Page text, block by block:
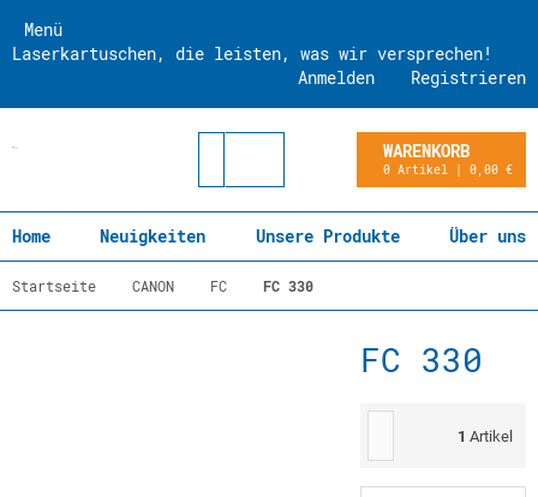
Menü
Laserkartuschen, die leisten, was wir versprechen!
Registrieren
Anmelden
WARENKORB
0 Artikel | 0,00 €
Home Neuigkeiten Unsere Produkte Über uns
Startseite CANON FC FC 330
FC 330
1 Artikel